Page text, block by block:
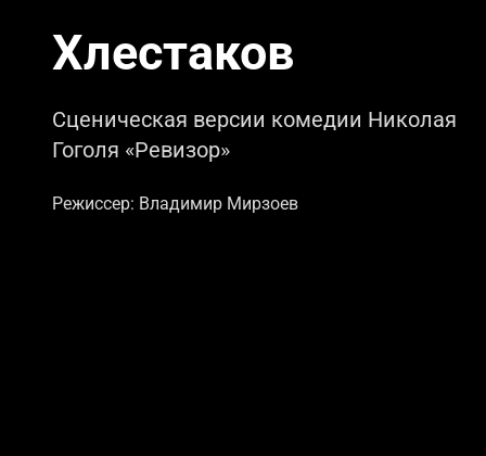
Хлестаков
Сценическая версии комедии Николая
Гоголя «Ревизор»
Режиссер: Владимир Мирзоев